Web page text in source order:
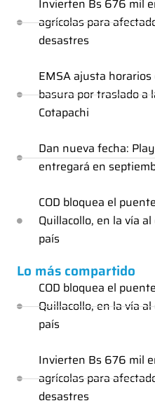
Invierten Bs 676 mil
agrícolas para
desastres
EMSA ajusta horarios
basura por traslado a
Cotapachi
Dan nueva fecha:
entregará en
COD bloquea el
Quillacollo, en la vía
país
Lo más compartido
COD bloquea el
Quillacollo, en la vía
país
Invierten Bs 676 mil
agrícolas para
desastres